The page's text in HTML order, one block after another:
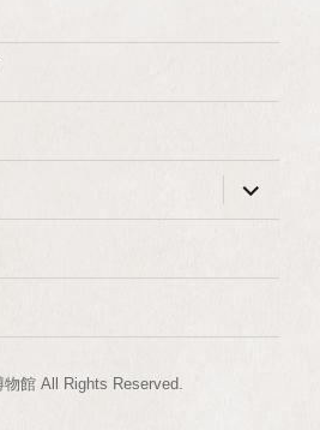
ブ
メ
ー
開
館 All Rights Reserved